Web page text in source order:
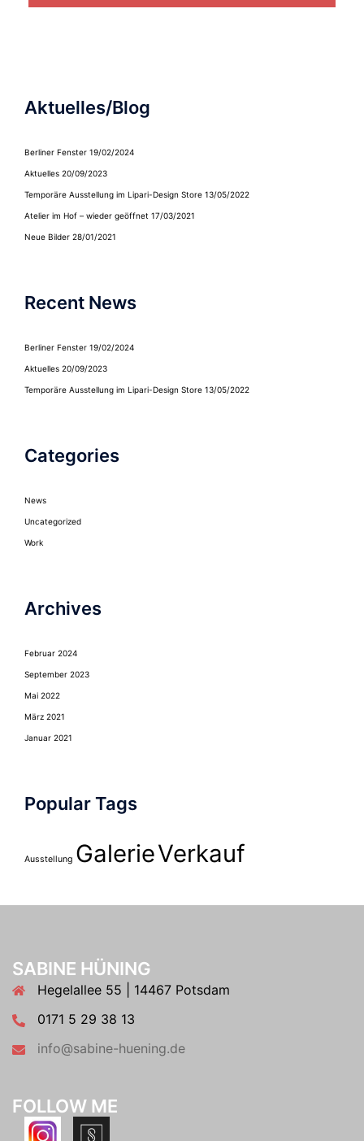
Aktuelles/Blog
Berliner Fenster 19/02/2024
Aktuelles 20/09/2023
Temporäre Ausstellung im Lipari-Design Store 13/05/2022
Atelier im Hof – wieder geöffnet 17/03/2021
Neue Bilder 28/01/2021
Recent News
Berliner Fenster 19/02/2024
Aktuelles 20/09/2023
Temporäre Ausstellung im Lipari-Design Store 13/05/2022
Categories
News
Uncategorized
Work
Archives
Februar 2024
September 2023
Mai 2022
März 2021
Januar 2021
Popular Tags
Ausstellung GalerieVerkauf
SABINE HÜNING
Hegelallee 55 | 14467 Potsdam
0171 5 29 38 13
info@sabine-huening.de
FOLLOW ME